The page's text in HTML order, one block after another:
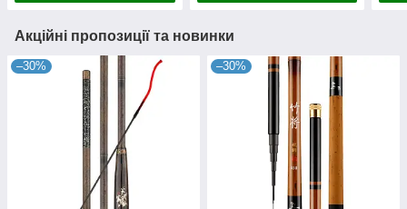
Акційні пропозиції та новинки
–30% –30%